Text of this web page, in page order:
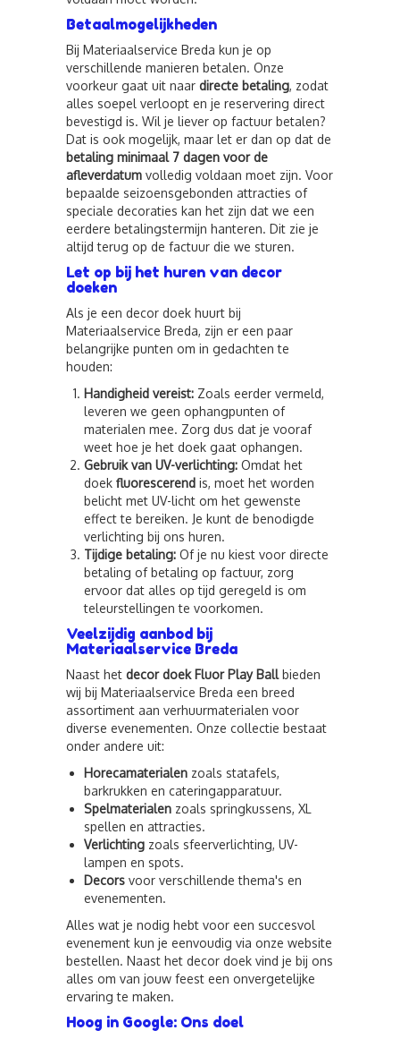
Betaalmogelijkheden
Bij Materiaalservice Breda kun je op
verschillende manieren betalen. Onze
voorkeur gaat uit naar directe betaling, zodat
alles soepel verloopt en je reservering direct
bevestigd is. Wil je liever op factuur betalen?
Dat is ook mogelijk, maar let er dan op dat de
betaling minimaal 7 dagen voor de
afleverdatum volledig voldaan moet zijn. Voor
bepaalde seizoensgebonden attracties of
speciale decoraties kan het zijn dat we een
eerdere betalingstermijn hanteren. Dit zie je
altijd terug op de factuur die we sturen.
Let op bij het huren van decor
doeken
Als je een decor doek huurt bij
Materiaalservice Breda, zijn er een paar
belangrijke punten om in gedachten te
houden:
Handigheid vereist: Zoals eerder vermeld,
leveren we geen ophangpunten of
materialen mee. Zorg dus dat je vooraf
weet hoe je het doek gaat ophangen.
Gebruik van UV-verlichting: Omdat het
doek fluorescerend is, moet het worden
belicht met UV-licht om het gewenste
effect te bereiken. Je kunt de benodigde
verlichting bij ons huren.
Tijdige betaling: Of je nu kiest voor directe
betaling of betaling op factuur, zorg
ervoor dat alles op tijd geregeld is om
teleurstellingen te voorkomen.
Veelzijdig aanbod bij
Materiaalservice Breda
Naast het decor doek Fluor Play Ballbieden
wij bij Materiaalservice Breda een breed
assortiment aan verhuurmaterialen voor
diverse evenementen. Onze collectie bestaat
onder andere uit:
Horecamaterialen zoals statafels,
barkrukken en cateringapparatuur.
Spelmaterialen zoals springkussens, XL
spellen en attracties.
Verlichting zoals sfeerverlichting, UV-
lampen en spots.
Decors voor verschillende thema's en
evenementen.
Alles wat je nodig hebt voor een succesvol
evenement kun je eenvoudig via onze website
bestellen. Naast het decor doek vind je bij ons
alles om van jouw feest een onvergetelijke
ervaring te maken.
Hoog in Google: Ons doel